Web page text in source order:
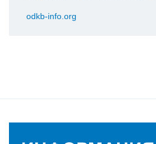
odkb-info.org